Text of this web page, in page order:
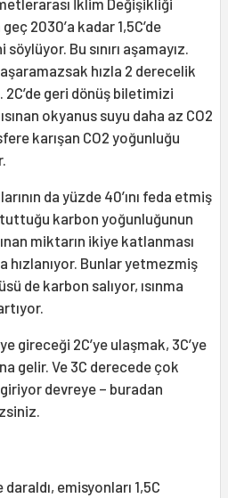
geç 2030’a kadar 1,5C’de
Bu sınırı aşamayız.
hızla 2 derecelik
2C’de geri dönüş biletimizi
okyanus suyu daha az CO2
karışan CO2 yoğunluğu
da yüzde 40’ını feda etmiş
karbon yoğunluğunun
miktarın ikiye katlanması
hızlanıyor. Bunlar yetmezmiş
de karbon salıyor, ısınma
gireceği 2C’ye ulaşmak, 3C’ye
gelir. Ve 3C derecede çok
devreye – buradan
emisyonları 1,5C